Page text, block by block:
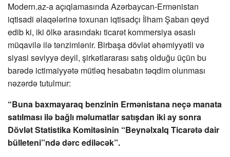
Modern.az-a açıqlamasında Azərbaycan-Ermənistan
iqtisadi əlaqələrinə toxunan iqtisadçı İlham Şaban qeyd
edib ki, iki ölkə arasındakı ticarət kommersiya əsaslı
müqavilə ilə tənzimlənir. Birbaşa dövlət əhəmiyyətli və
siyasi səviyyə deyil, şirkətlararası satış olduğu üçün bu
barədə ictimaiyyətə mütləq hesabatın təqdim olunması
nəzərdə tutulmur:
“Buna baxmayaraq benzinin Ermənistana neçə manata
satılması ilə bağlı məlumatlar satışdan iki ay sonra
Dövlət Statistika Komitəsinin “Beynəlxalq Ticarətə dair
bülleteni”ndə dərc ediləcək”.